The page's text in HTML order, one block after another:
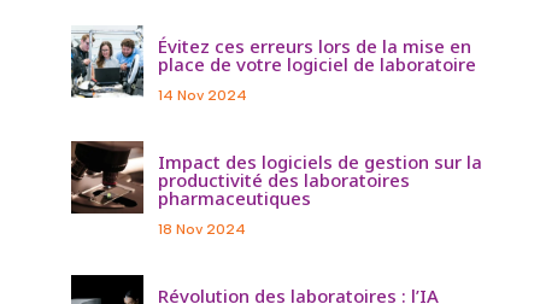
Évitez ces erreurs lors de la mise en
place de votre logiciel de laboratoire
14 Nov 2024
Impact des logiciels de gestion sur la
productivité des laboratoires
pharmaceutiques
18 Nov 2024
Révolution des laboratoires : l’IA